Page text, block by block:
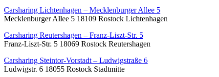
Carsharing Lichtenhagen – Mecklenburger Allee 5
Mecklenburger Allee 5 18109 Rostock Lichtenhagen
Carsharing Reutershagen – Franz-Liszt-Str. 5
Franz-Liszt-Str. 5 18069 Rostock Reutershagen
Carsharing Steintor-Vorstadt – Ludwigstraße 6
Ludwigstr. 6 18055 Rostock Stadtmitte